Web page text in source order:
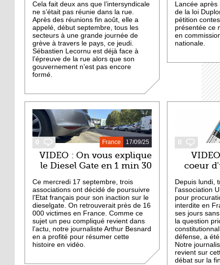
Cela fait deux ans que l’intersyndicale
ne s’était pas réunie dans la rue.
Après des réunions fin août, elle a
appelé, début septembre, tous les
secteurs à une grande journée de
grève à travers le pays, ce jeudi.
Sébastien Lecornu est déjà face à
l’épreuve de la rue alors que son
gouvernement n’est pas encore
formé.
Lancée après
de la loi
pétition
présentée ce
en
nationale.
0 17/09/25
France
VIDEO : On vous explique
le Diesel Gate en 1 min 30
Ce mercredi 17 septembre, trois
associations ont décidé de poursuivre
l’Etat français pour son inaction sur le
dieselgate. On retrouverait près de 16
000 victimes en France. Comme ce
sujet un peu compliqué revient dans
l’actu, notre journaliste Arthur Besnard
en a profité pour résumer cette
histoire en vidéo.
0
coeur
Depuis lundi,
l'association
pour
interdite en
ses jours
la question
défense, a
Notre
revient sur
débat sur la